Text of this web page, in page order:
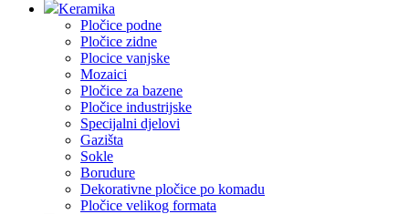
Keramika
Pločice podne
Pločice zidne
Plocice vanjske
Mozaici
Pločice za bazene
Pločice industrijske
Specijalni djelovi
Gazišta
Sokle
Borudure
Dekorativne pločice po komadu
Pločice velikog formata